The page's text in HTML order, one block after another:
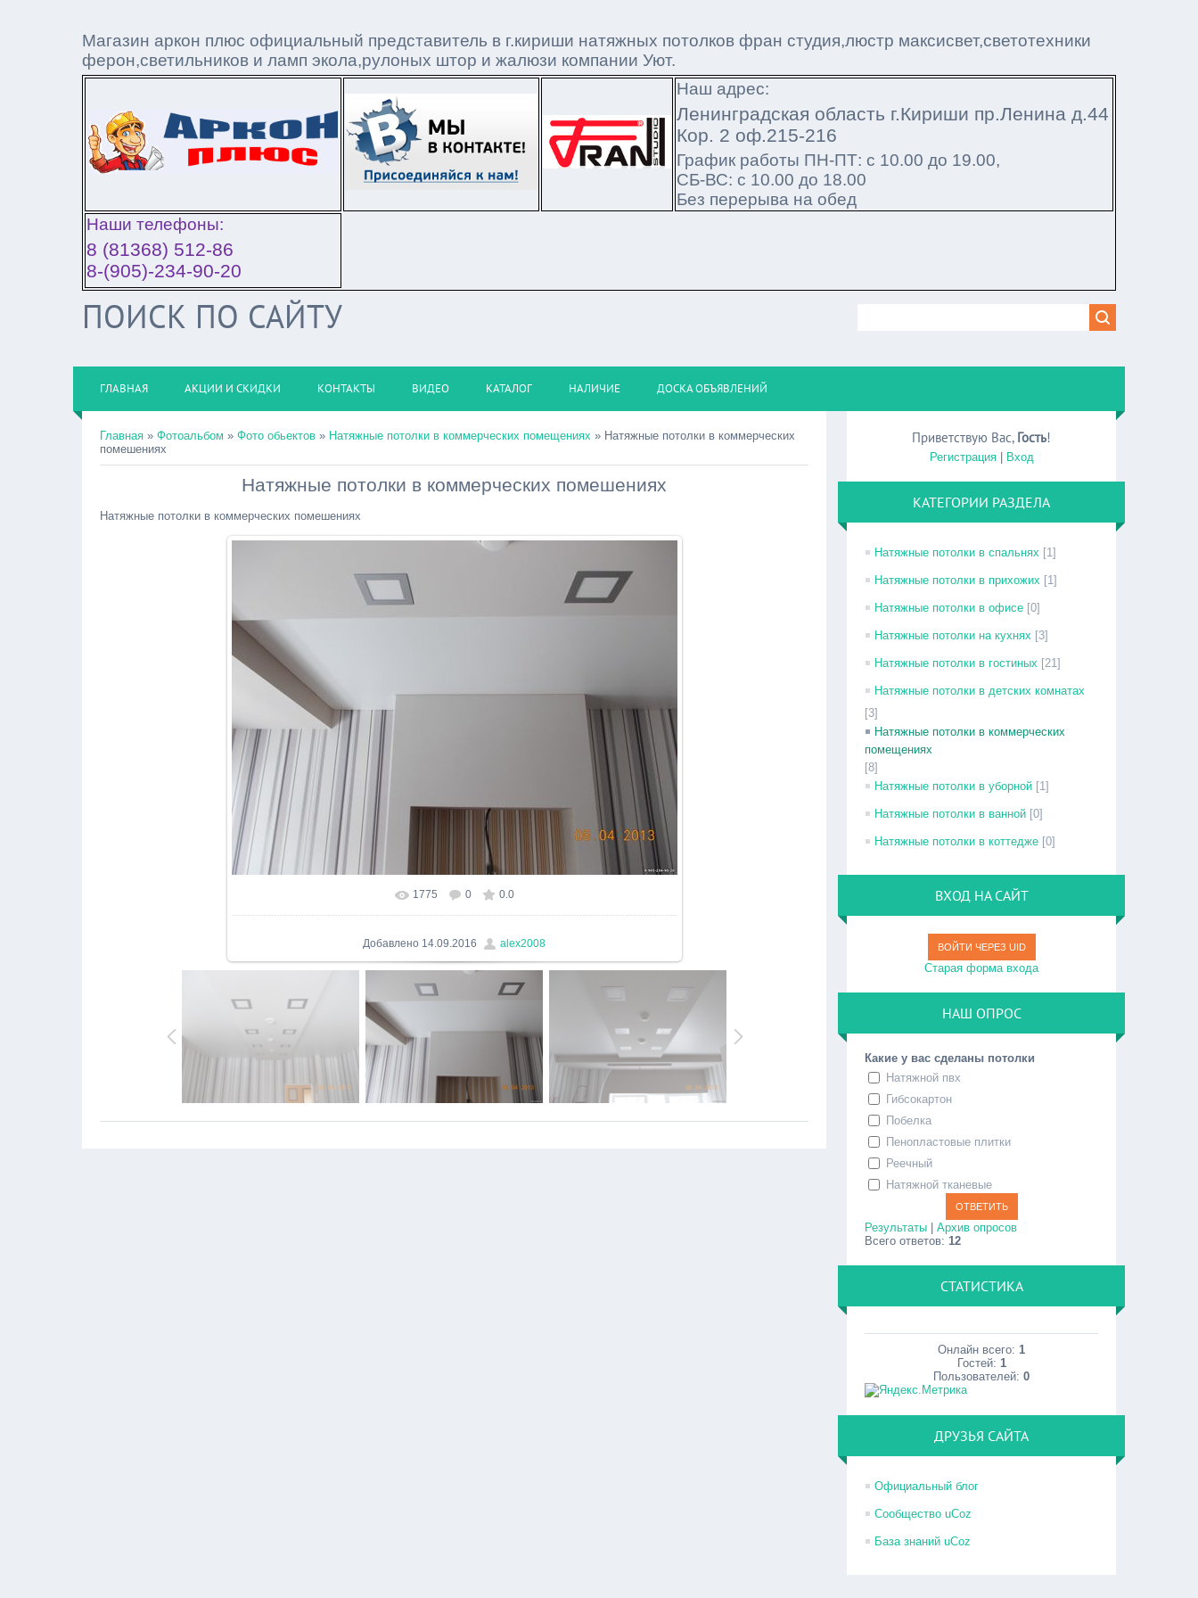
Магазин аркон плюс официальный представитель в г.кириши натяжных потолков фран студия,люстр максисвет,светотехники
ферон,светильников и ламп экола,рулоных штор и жалюзи компании Уют.
Наш адрес:
Ленинградская область г.Кириши пр.Ленина д.44
Кор. 2 оф.215-216
График работы ПН-ПТ: с 10.00 до 19.00,
СБ-ВС: с 10.00 до 18.00
Без перерыва на обед
Наши телефоны:
8 (81368) 512-86
8-(905)-234-90-20
ПОИСК ПО САЙТУ
ГЛАВНАЯ АКЦИИ И СКИДКИ КОНТАКТЫ ВИДЕО КАТАЛОГ НАЛИЧИЕ ДОСКА ОБЪЯВЛЕНИЙ
Главная » Фотоальбом » Фото обьектов » Натяжные потолки в коммерческих помещениях » Натяжные потолки в коммерческих
помешениях
Натяжные потолки в коммерческих помешениях
Натяжные потолки в коммерческих помешениях
В реальном размере 1600x1200
1775 0 0.0
Добавлено 14.09.2016 alex2008
Приветствую Вас, Гость!
Регистрация| Вход
КАТЕГОРИИ РАЗДЕЛА
Натяжные потолки в спальнях [1]
Натяжные потолки в прихожих [1]
Натяжные потолки в офисе [0]
Натяжные потолки на кухнях [3]
Натяжные потолки в гостиных [21]
Натяжные потолки в детских комнатах
[3]
Натяжные потолки в коммерческих
помещениях
[8]
Натяжные потолки в уборной [1]
Натяжные потолки в ванной [0]
Натяжные потолки в коттедже [0]
ВХОД НА САЙТ
ВОЙТИ ЧЕРЕЗ UID
Старая форма входа
НАШ ОПРОС
Какие у вас сделаны потолки
Натяжной пвх
Гибсокартон
Побелка
Пенопластовые плитки
Реечный
Натяжной тканевые
Результаты |Архив опросов
Всего ответов:12
СТАТИСТИКА
Онлайн всего:1
Гостей: 1
Пользователей:0
ДРУЗЬЯ САЙТА
Официальный блог
Сообщество uCoz
База знаний uCoz